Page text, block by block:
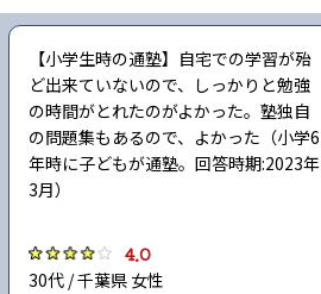
【小学生時の通塾】自宅での学習が殆
ど出来ていないので、しっかりと勉強
の時間がとれたのがよかった。塾独自
の問題集もあるので、よかった（小学6
年時に子どもが通塾。回答時期:2023年
3月）
4.0
30代 / 千葉県 女性